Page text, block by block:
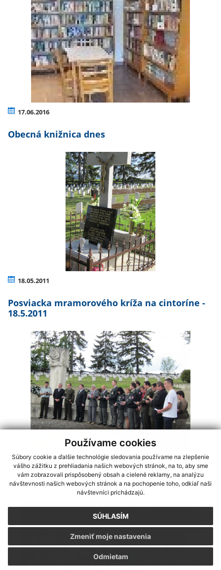
Používame cookies
Súbory cookie a ďalšie technológie sledovania používame na zlepšenie
vášho zážitku z prehliadania našich webových stránok, na to, aby sme
vám zobrazovali prispôsobený obsah a cielené reklamy, na analýzu
návštevnosti našich webových stránok a na pochopenie toho, odkiaľ naši
návštevníci prichádzajú.
SÚHLASÍM
Odmietam
Zmeniť moje nastavenia
17.06.2016
Obecná knižnica dnes
18.05.2011
Posviacka mramorového kríža na cintoríne -
18.5.2011
19.11.2011
Ekumenická spomienková slávnosť - 19.5.2011